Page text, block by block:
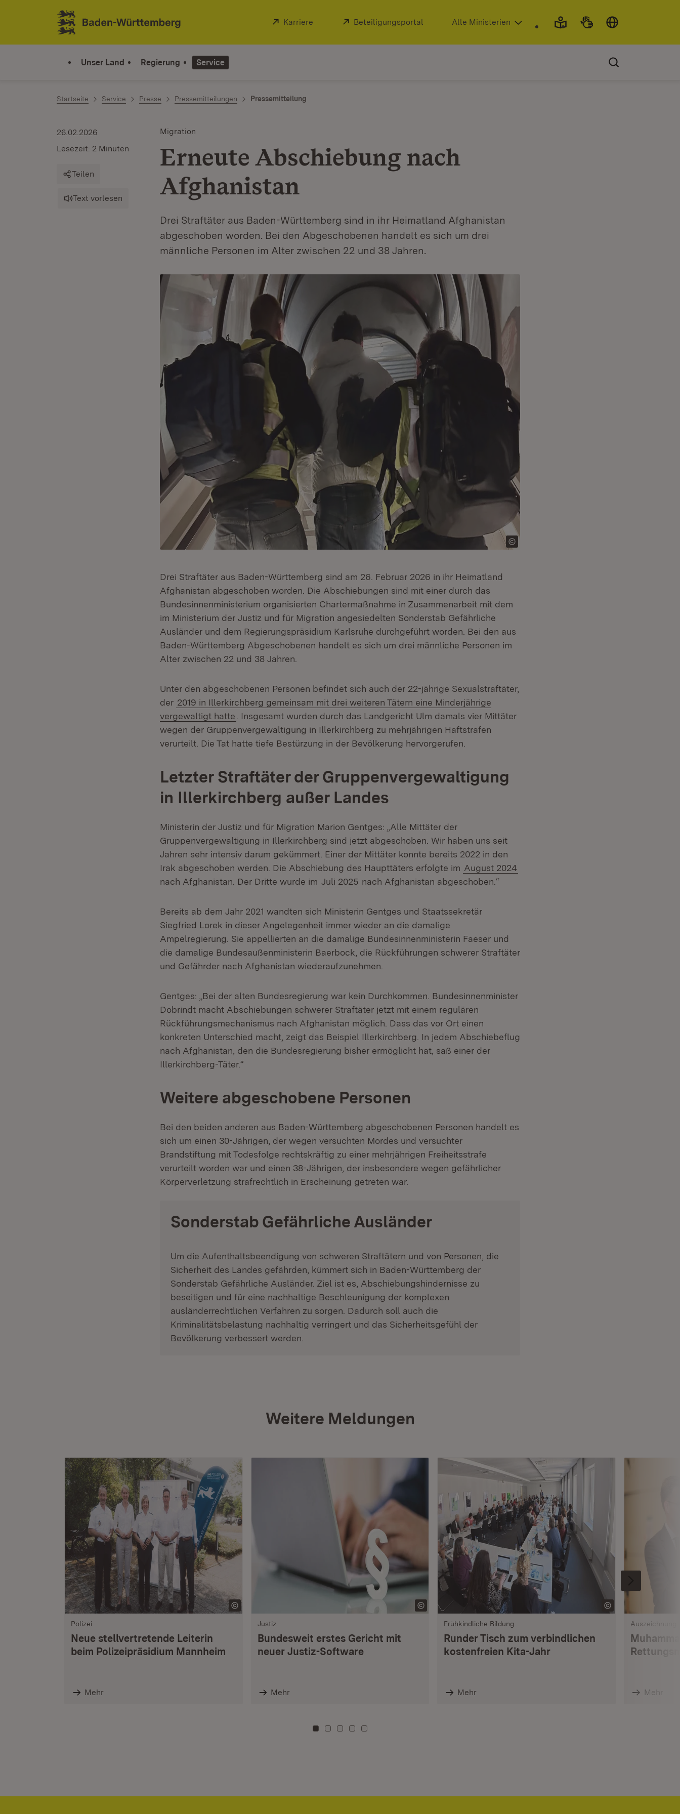
Zum Inhalt springen
Link zur Startseite
Extern:
Karriere (Öffnet in neuem Fenster)
Extern:
Beteiligungsportal (Öffnet in neuem Fenster)
Alle Ministerien
Unser Land Regierung Service
Startseite Service Presse Pressemitteilungen Pressemitteilung
Migration
Erneute Abschiebung nach
Afghanistan
Drei Straftäter aus Baden-Württemberg sind in ihr Heimatland Afghanistan
abgeschoben worden. Bei den Abgeschobenen handelt es sich um drei
männliche Personen im Alter zwischen 22 und 38 Jahren.
26.02.2026
Lesezeit: 2 Minuten
Teilen
Text vorlesen
Drei Straftäter aus Baden-Württemberg sind am 26. Februar 2026 in ihr Heimatland
Afghanistan abgeschoben worden. Die Abschiebungen sind mit einer durch das
Bundesinnenministerium organisierten Chartermaßnahme in Zusammenarbeit mit dem
im Ministerium der Justiz und für Migration angesiedelten Sonderstab Gefährliche
Ausländer und dem Regierungspräsidium Karlsruhe durchgeführt worden. Bei den aus
Baden-Württemberg Abgeschobenen handelt es sich um drei männliche Personen im
Alter zwischen 22 und 38 Jahren.
Unter den abgeschobenen Personen befindet sich auch der 22-jährige Sexualstraftäter,
der 2019 in Illerkirchberg gemeinsam mit drei weiteren Tätern eine Minderjährige
vergewaltigt hatte
. Insgesamt wurden durch das Landgericht Ulm damals vier Mittäter
wegen der Gruppenvergewaltigung in Illerkirchberg zu mehrjährigen Haftstrafen
verurteilt. Die Tat hatte tiefe Bestürzung in der Bevölkerung hervorgerufen.
Letzter Straftäter der Gruppenvergewaltigung
in Illerkirchberg außer Landes
Ministerin der Justiz und für Migration Marion Gentges: „Alle Mittäter der
Gruppenvergewaltigung in Illerkirchberg sind jetzt abgeschoben. Wir haben uns seit
Jahren sehr intensiv darum gekümmert. Einer der Mittäter konnte bereits 2022 in den
Irak abgeschoben werden. Die Abschiebung des Haupttäters erfolgte im August 2024
nach Afghanistan. Der Dritte wurde im Juli 2025 nach Afghanistan abgeschoben.“
Bereits ab dem Jahr 2021 wandten sich Ministerin Gentges und Staatssekretär
Siegfried Lorek in dieser Angelegenheit immer wieder an die damalige
Ampelregierung. Sie appellierten an die damalige Bundesinnenministerin Faeser und
die damalige Bundesaußenministerin Baerbock, die Rückführungen schwerer Straftäter
und Gefährder nach Afghanistan wiederaufzunehmen.
Gentges: „Bei der alten Bundesregierung war kein Durchkommen. Bundesinnenminister
Dobrindt macht Abschiebungen schwerer Straftäter jetzt mit einem regulären
Rückführungsmechanismus nach Afghanistan möglich. Dass das vor Ort einen
konkreten Unterschied macht, zeigt das Beispiel Illerkirchberg. In jedem Abschiebeflug
nach Afghanistan, den die Bundesregierung bisher ermöglicht hat, saß einer der
Illerkirchberg-Täter.“
Weitere abgeschobene Personen
Bei den beiden anderen aus Baden-Württemberg abgeschobenen Personen handelt es
sich um einen 30-Jährigen, der wegen versuchten Mordes und versuchter
Brandstiftung mit Todesfolge rechtskräftig zu einer mehrjährigen Freiheitsstrafe
verurteilt worden war und einen 38-Jährigen, der insbesondere wegen gefährlicher
Körperverletzung strafrechtlich in Erscheinung getreten war.
Sonderstab Gefährliche Ausländer
Um die Aufenthaltsbeendigung von schweren Straftätern und von Personen, die
Sicherheit des Landes gefährden, kümmert sich in Baden-Württemberg der
Sonderstab Gefährliche Ausländer. Ziel ist es, Abschiebungshindernisse zu
beseitigen und für eine nachhaltige Beschleunigung der komplexen
ausländerrechtlichen Verfahren zu sorgen. Dadurch soll auch die
Kriminalitätsbelastung nachhaltig verringert und das Sicherheitsgefühl der
Bevölkerung verbessert werden.
Weitere Meldungen
Polizei
Neue stellvertretende Leiterin
beim Polizeipräsidium Mannheim
Mehr
Justiz
Bundesweit erstes Gericht mit
neuer Justiz-Software
Mehr
Frühkindliche Bildung
Runder Tisch zum verbindlichen
kostenfreien Kita-Jahr
Mehr
Auszeichnung
Mehr
Zu Kachel: 0
Zu Kachel: 3
Zu Kachel: 6
Zu Kachel: 9
Zu Kachel: 12